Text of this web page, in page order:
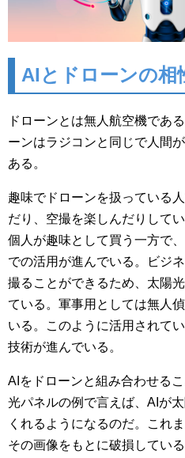
AIとドローンの相
ドローンとは無人航空機であ
ーンはラジコンと同じで人間
ある。
趣味でドローンを扱っている
だり、空撮を楽しんだりして
個人が趣味として買う一方で
での活用が進んでいる。
ビジ
撮ることができるため、太陽
ている。軍事用としては無人
いる。このように活用されて
技術が進んでいる。
AIをドローンと組み合わせる
光パネルの例で言えば、AIが
くれるようになるのだ。これ
その画像をもとに破損してい